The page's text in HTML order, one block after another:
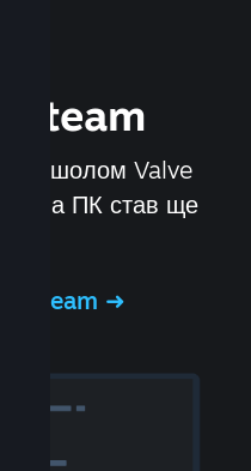
Steam
і шолом Valve
на ПК став ще
Steam